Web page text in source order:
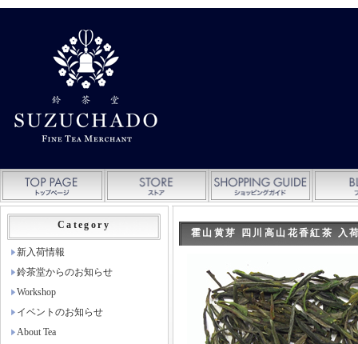
霍山黄芽 四川高山花香紅茶 入
Category
新入荷情報
鈴茶堂からのお知らせ
Workshop
イベントのお知らせ
About Tea